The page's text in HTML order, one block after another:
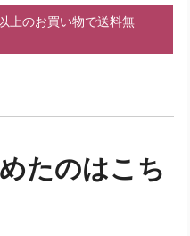
上のお買い物で送料無
たのはこち